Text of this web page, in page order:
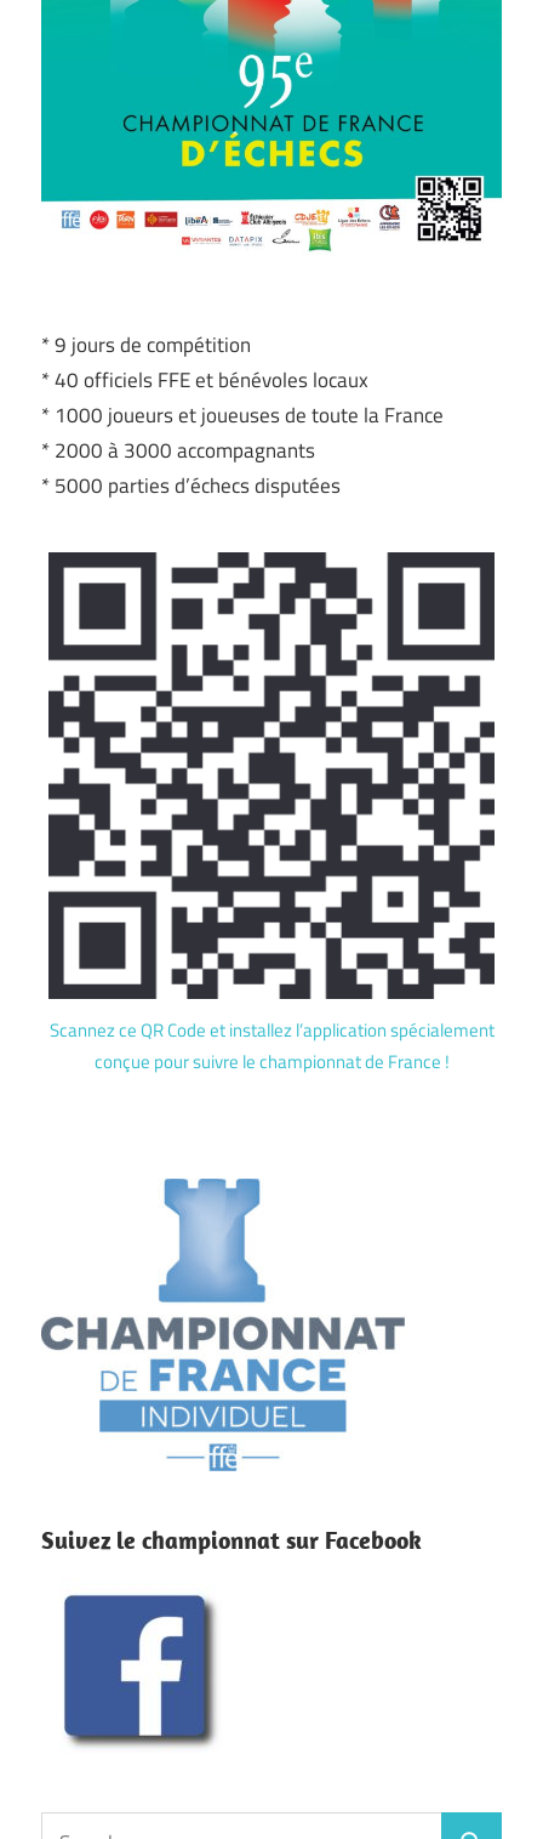
* 9 jours de compétition
* 40 officiels FFE et bénévoles locaux
* 1000 joueurs et joueuses de toute la France
* 2000 à 3000 accompagnants
* 5000 parties d’échecs disputées
Scannez ce QR Code et installez l’application spécialement
conçue pour suivre le championnat de France !
Suivez le championnat sur Facebook
Search